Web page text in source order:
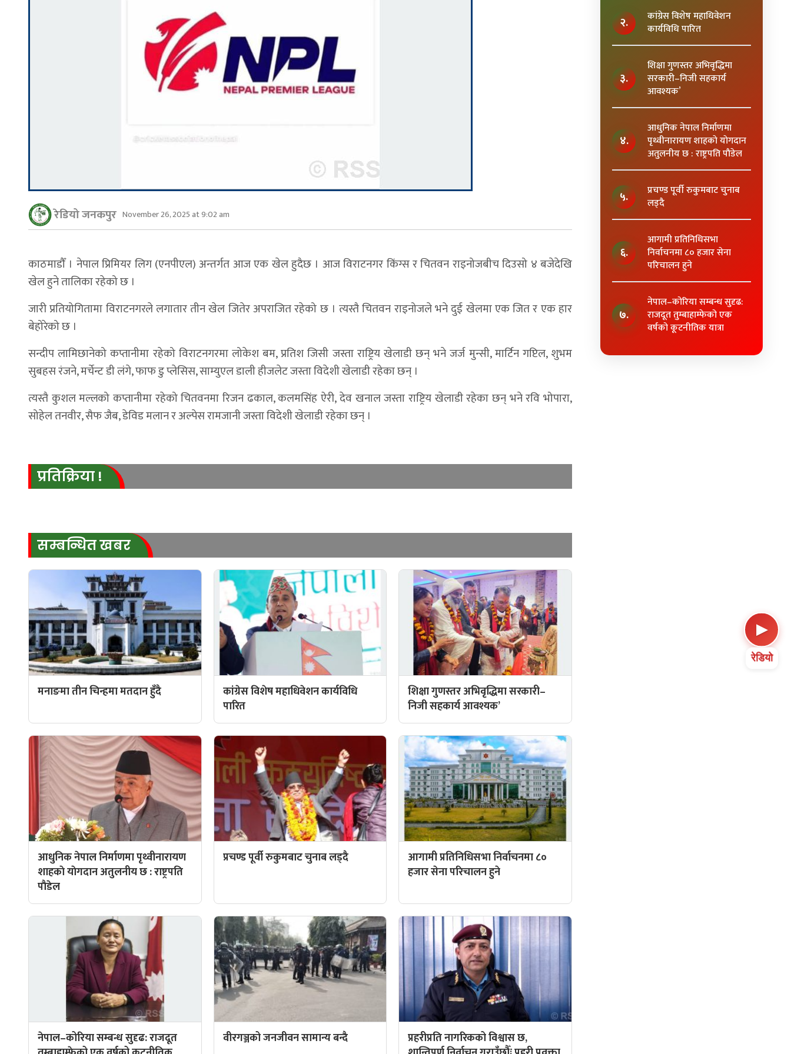
▶
रेडियो
रेडियो जनकपुर November 26, 2025 at 9:02 am
काठमाडौँ । नेपाल प्रिमियर लिग (एनपीएल) अन्तर्गत आज एक खेल हुदैछ । आज विराटनगर किंग्स र चितवन राइनोजबीच दिउसो ४ बजेदेखि
खेल हुने तालिका रहेको छ ।
जारी प्रतियोगितामा विराटनगरले लगातार तीन खेल जितेर अपराजित रहेको छ । त्यस्तै चितवन राइनोजले भने दुई खेलमा एक जित र एक हार
बेहोरेको छ ।
सन्दीप लामिछानेको कप्तानीमा रहेको विराटनगरमा लोकेश बम, प्रतिश जिसी जस्ता राष्ट्रिय खेलाडी छन् भने जर्ज मुन्सी, मार्टिन गप्टिल, शुभम
सुबहस रंजने, मर्चेन्ट डी लंगे, फाफ डु प्लेसिस, साम्युएल डाली हीजलेट जस्ता विदेशी खेलाडी रहेका छन् ।
त्यस्तै कुशल मल्लको कप्तानीमा रहेको चितवनमा रिजन ढकाल, कलमसिंह ऐरी, देव खनाल जस्ता राष्ट्रिय खेलाडी रहेका छन् भने रवि भोपारा,
सोहेल तनवीर, सैफ जैब, डेविड मलान र अल्पेस रामजानी जस्ता विदेशी खेलाडी रहेका छन् ।
प्रतिक्रिया !
सम्बन्धित खबर
मनाङमा तीन चिन्हमा मतदान हुँदै
कांग्रेस विशेष महाधिवेशन कार्यविधि
पारित
शिक्षा गुणस्तर अभिवृद्धिमा सरकारी–
निजी सहकार्य आवश्यक’
आधुनिक नेपाल निर्माणमा पृथ्वीनारायण
शाहकाे याेगदान अतुलनीय छ : राष्ट्रपति
पाैडेल
प्रचण्ड पूर्वी रुकुमबाट चुनाब लड्दै
आगामी प्रतिनिधिसभा निर्वाचनमा ८०
हजार सेना परिचालन हुने
नेपाल–कोरिया सम्बन्ध सुदृढ: राजदूत
वीरगञ्जको जनजीवन सामान्य बन्दै
प्रहरीप्रति नागरिकको विश्वास छ,
२.
कांग्रेस विशेष महाधिवेशन
कार्यविधि पारित
३.
शिक्षा गुणस्तर अभिवृद्धिमा
सरकारी–निजी सहकार्य
आवश्यक’
४.
आधुनिक नेपाल निर्माणमा
पृथ्वीनारायण शाहकाे याेगदान
अतुलनीय छ : राष्ट्रपति पाैडेल
५.
प्रचण्ड पूर्वी रुकुमबाट चुनाब
लड्दै
६.
आगामी प्रतिनिधिसभा
निर्वाचनमा ८० हजार सेना
परिचालन हुने
७.
नेपाल–कोरिया सम्बन्ध सुदृढ:
राजदूत तुम्बाहाम्फेको एक
वर्षको कूटनीतिक यात्रा